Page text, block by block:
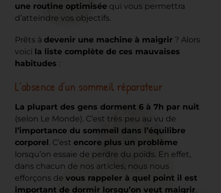
une routine optimisée qui vous permettra
d’atteindre vos objectifs.
Prêts à devenir une machine à maigrir ? Alors
voici la liste complète de ces mauvaises
habitudes :
L’absence d’un sommeil réparateur
La plupart des gens dorment 6 à 7h par nuit
(selon Le Monde). C’est très peu au vu de
l’importance du sommeil dans l’équilibre
corporel . C’est encore plus un problème
lorsqu’on essaie de perdre du poids. En effet,
dans chacun de nos articles, nous nous
efforçons de vous rappeler à quel point il est
important de dormir lorsqu’on veut maigrir.